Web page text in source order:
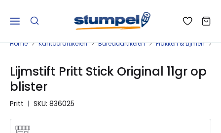
Home Kantoorartikelen Bureauartikelen Plakken & Lijmen
Lijmstift Pritt Stick Original 11gr op
blister
Pritt SKU: 836025